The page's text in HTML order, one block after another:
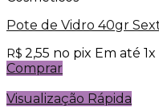
Pote de Vidro 40gr
R$ 2,55 no pix Em até 1x
Comprar
Visualização Rápida